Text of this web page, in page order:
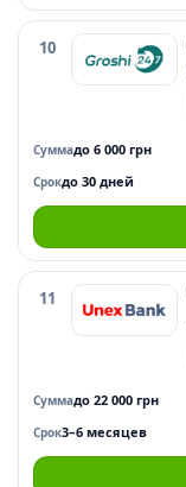
10
Суммадо 6 000 грн
Срокдо 30 дней
11
Суммадо 22 000 грн
Срок3–6 месяцев